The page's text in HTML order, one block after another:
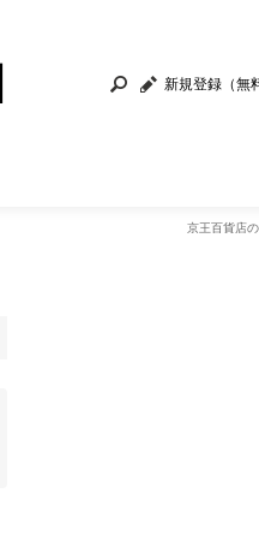
新規登録（無
京王百貨店